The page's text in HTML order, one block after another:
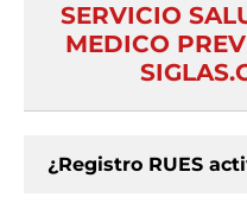
SERVICIO
MEDICO
¿Registro RUES